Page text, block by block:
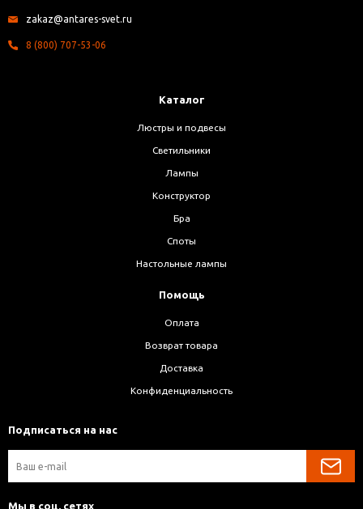
zakaz@antares-svet.ru
8 (800) 707-53-06
Каталог
Люстры и подвесы
Светильники
Лампы
Конструктор
Бра
Споты
Настольные лампы
Помощь
Оплата
Возврат товара
Доставка
Конфиденциальность
Подписаться на нас
Мы в соц. сетях